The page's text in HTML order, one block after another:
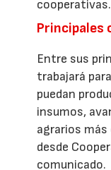
cooperativas.
Principales
Entre sus
trabajará
puedan
insumos,
agrarios
desde
comunicado.